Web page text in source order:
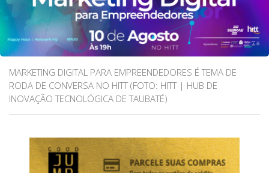
MARKETING DIGITAL PARA EMPREENDEDORES É TEMA DE
RODA DE CONVERSA NO HITT (FOTO: HITT | HUB DE
INOVAÇÃO TECNOLÓGICA DE TAUBATÉ)